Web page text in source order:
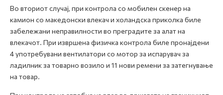
Во вториот случај, при контрола со мобилен скенер на
камион со македонски влекач и холандска приколка биле
забележани неправилности во преградите за алат на
влекачот. При извршена физичка контрола биле пронајдени
4 употребувани вентилатори со мотор за испарувач за
ладилник за товарно возило и 11 нови ремени за затегнување
на товар.